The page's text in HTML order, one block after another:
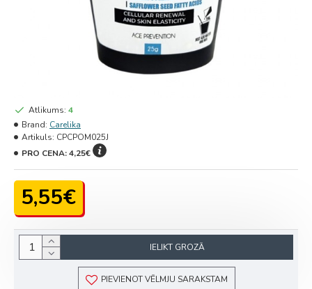
5,55€
Atlikums: 4
Brand: Carelika
Artikuls: CPCPOM025J
PRO CENA:4,25€
IELIKT GROZĀ
PIEVIENOT VĒLMJU SARAKSTAM